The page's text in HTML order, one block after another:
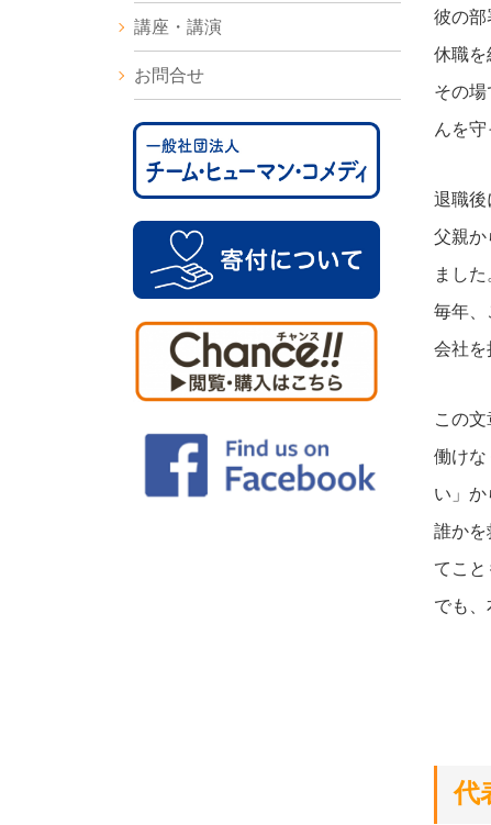
彼の部
休職を
その
んを
退職後
父親か
まし
毎年、
会社を
この
働けな
い」か
誰かを
てこと
でも、
代
講座・講演
お問合せ